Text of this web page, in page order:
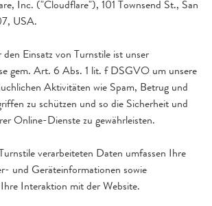
Inc. ("Cloudflare"), 101 Townsend St., San
USA.
den Einsatz von Turnstile ist unser
gem. Art. 6 Abs. 1 lit. f DSGVO um unsere
Aktivitäten wie Spam, Betrug und
zu schützen und so die Sicherheit und
Online-Dienste zu gewährleisten.
verarbeiteten Daten umfassen Ihre
und Geräteinformationen sowie
Interaktion mit der Website.